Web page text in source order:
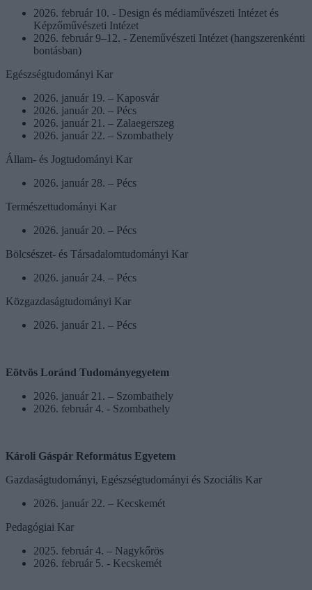
2026. február 10. - Design és médiaművészeti Intézet és
Képzőművészeti Intézet
2026. február 9–12. - Zeneművészeti Intézet (hangszerenkénti
bontásban)
Egészségtudományi Kar
2026. január 19. – Kaposvár
2026. január 20. – Pécs
2026. január 21. – Zalaegerszeg
2026. január 22. – Szombathely
Állam- és Jogtudományi Kar
2026. január 28. – Pécs
Természettudományi Kar
2026. január 20. – Pécs
Bölcsészet- és Társadalomtudományi Kar
2026. január 24. – Pécs
Közgazdaságtudományi Kar
2026. január 21. – Pécs
Eötvös Loránd Tudományegyetem
2026. január 21. – Szombathely
2026. február 4. - Szombathely
Károli Gáspár Református Egyetem
Gazdaságtudományi, Egészségtudományi és Szociális Kar
2026. január 22. – Kecskemét
Pedagógiai Kar
2025. február 4. – Nagykőrös
2026. február 5. - Kecskemét